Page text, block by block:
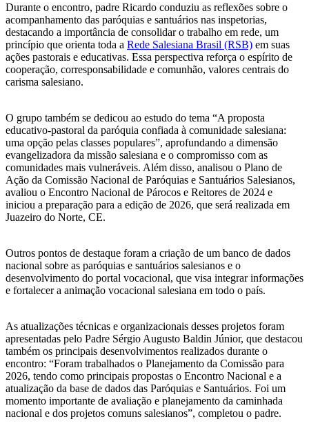
Durante o encontro, padre Ricardo conduziu as reflexões sobre o
acompanhamento das paróquias e santuários nas inspetorias,
destacando a importância de consolidar o trabalho em rede, um
princípio que orienta toda a Rede Salesiana Brasil (RSB) em suas
ações pastorais e educativas. Essa perspectiva reforça o espírito de
cooperação, corresponsabilidade e comunhão, valores centrais do
carisma salesiano.
O grupo também se dedicou ao estudo do tema “A proposta
educativo-pastoral da paróquia confiada à comunidade salesiana:
uma opção pelas classes populares”, aprofundando a dimensão
evangelizadora da missão salesiana e o compromisso com as
comunidades mais vulneráveis. Além disso, analisou o Plano de
Ação da Comissão Nacional de Paróquias e Santuários Salesianos,
avaliou o Encontro Nacional de Párocos e Reitores de 2024 e
iniciou a preparação para a edição de 2026, que será realizada em
Juazeiro do Norte, CE.
Outros pontos de destaque foram a criação de um banco de dados
nacional sobre as paróquias e santuários salesianos e o
desenvolvimento do portal vocacional, que visa integrar informações
e fortalecer a animação vocacional salesiana em todo o país.
As atualizações técnicas e organizacionais desses projetos foram
apresentadas pelo Padre Sérgio Augusto Baldin Júnior, que destacou
também os principais desenvolvimentos realizados durante o
encontro: “Foram trabalhados o Planejamento da Comissão para
2026, tendo como principais propostas o Encontro Nacional e a
atualização da base de dados das Paróquias e Santuários. Foi um
momento importante de avaliação e planejamento da caminhada
nacional e dos projetos comuns salesianos”, completou o padre.